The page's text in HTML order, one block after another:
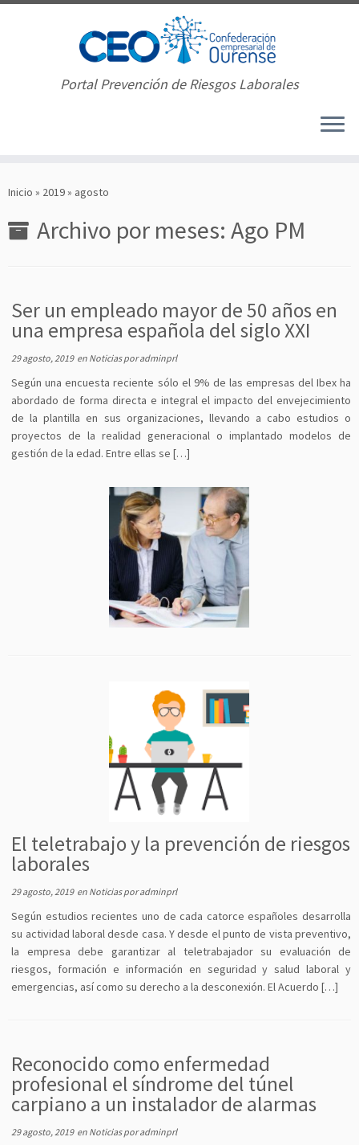
Portal Prevención de Riesgos Laborales
Inicio » 2019» agosto
Archivo por meses: Ago PM
Ser un empleado mayor de 50 años en
una empresa española del siglo XXI
29 agosto, 2019en Noticiasporadminprl
Según una encuesta reciente sólo el 9% de las empresas del Ibex ha
abordado de forma directa e integral el impacto del envejecimiento
de la plantilla en sus organizaciones, llevando a cabo estudios o
proyectos de la realidad generacional o implantado modelos de
gestión de la edad. Entre ellas se […]
El teletrabajo y la prevención de riesgos
laborales
29 agosto, 2019en Noticiasporadminprl
Según estudios recientes uno de cada catorce españoles desarrolla
su actividad laboral desde casa. Y desde el punto de vista preventivo,
la empresa debe garantizar al teletrabajador su evaluación de
riesgos, formación e información en seguridad y salud laboral y
emergencias, así como su derecho a la desconexión. El Acuerdo […]
Reconocido como enfermedad
profesional el síndrome del túnel
carpiano a un instalador de alarmas
29 agosto, 2019en Noticiasporadminprl